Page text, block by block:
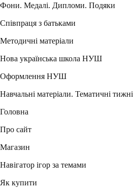
Фони. Медалі. Дипломи. Подяки
Співпраця з батьками
Методичні матеріали
Нова українська школа НУШ
Оформлення НУШ
Навчальні матеріали. Тематичні тижні
Головна
Про сайт
Магазин
Навігатор ігор за темами
Як купити